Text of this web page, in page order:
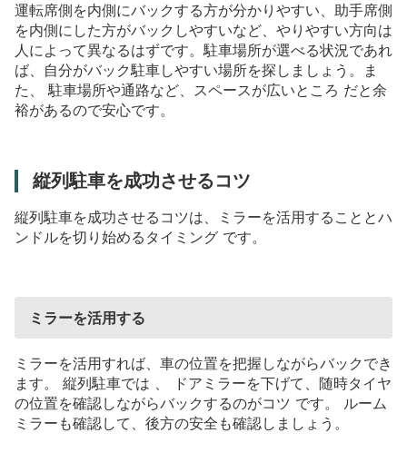
運転席側を内側にバックする方が分かりやすい、助手席側
を内側にした方がバックしやすいなど、やりやすい方向は
人によって異なるはずです。駐車場所が選べる状況であれ
ば、自分がバック駐車しやすい場所を探しましょう。ま
た、
駐車場所や通路など、スペースが広いところ だと余
裕があるので安心です。
縦列駐車を成功させるコツ
縦列駐車を成功させるコツは、ミラーを活用することとハ
ンドルを切り始めるタイミング です。
ミラーを活用する
ミラーを活用すれば、車の位置を把握しながらバックでき
ます。
縦列駐車では 、
ドアミラーを下げて、随時タイヤ
の位置を確認しながらバックするのがコツ です。
ルーム
ミラーも確認して、後方の安全も確認しましょう。